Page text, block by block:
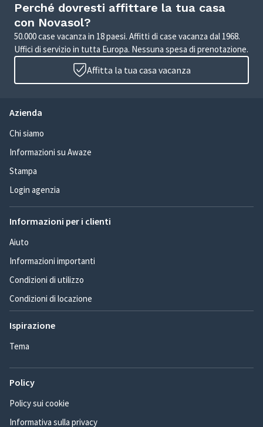
Perché dovresti affittare la tua casa
con Novasol?
50.000 case vacanza in 18 paesi. Affitti di case vacanza dal 1968.
Uffici di servizio in tutta Europa. Nessuna spesa di prenotazione.
Affitta la tua casa vacanza
Azienda
Chi siamo
Informazioni su Awaze
Stampa
Login agenzia
Informazioni per i clienti
Aiuto
Informazioni importanti
Condizioni di utilizzo
Condizioni di locazione
Ispirazione
Tema
Policy
Policy sui cookie
Informativa sulla privacy